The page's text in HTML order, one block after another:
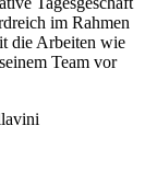
im Rahmen
die Arbeiten wie
Team vor